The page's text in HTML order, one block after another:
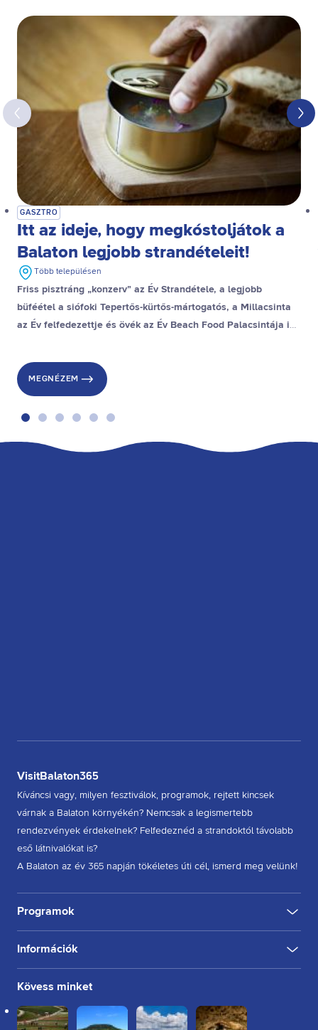
GASZTRO
Itt az ideje, hogy megkóstoljátok a
Balaton legjobb strandételeit!
Több településen
Friss pisztráng „konzerv” az Év Strandétele, a legjobb
büféétel a siófoki Tepertős-kürtős-mártogatós, a Millacsinta
az Év felfedezettje és övék az Év Beach Food Palacsintája is,
MEGNÉZEM
VisitBalaton365
Kíváncsi vagy, milyen fesztiválok, programok, rejtett kincsek
várnak a Balaton környékén? Nemcsak a legismertebb
rendezvények érdekelnek? Felfedeznéd a strandoktól távolabb
eső látnivalókat is?
A Balaton az év 365 napján tökéletes úti cél, ismerd meg velünk!
Programok
KULTÚRA FESZTIVÁL
TÚRA, SÉTA
KERÉKPÁROZÁS
Információk
Rólunk
Kapcsolat
Partnereink
Kövess minket